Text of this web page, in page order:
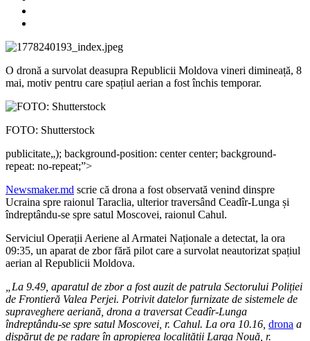
O dronă a survolat deasupra Republicii Moldova vineri dimineață, 8
mai, motiv pentru care spațiul aerian a fost închis temporar.
FOTO: Shutterstock
publicitate„); background-position: center center; background-
repeat: no-repeat;”>
Newsmaker.md scrie că drona a fost observată venind dinspre
Ucraina spre raionul Taraclia, ulterior traversând Ceadîr-Lunga și
îndreptându-se spre satul Moscovei, raionul Cahul.
Serviciul Operații Aeriene al Armatei Naționale a detectat, la ora
09:35, un aparat de zbor fără pilot care a survolat neautorizat spațiul
aerian al Republicii Moldova.
„La 9.49, aparatul de zbor a fost auzit de patrula Sectorului Poliției
de Frontieră Valea Perjei. Potrivit datelor furnizate de sistemele de
supraveghere aeriană, drona a traversat Ceadîr-Lunga
îndreptându-se spre satul Moscovei, r. Cahul. La ora 10.16, drona a
dispărut de pe radare în apropierea localității Larga Nouă, r.